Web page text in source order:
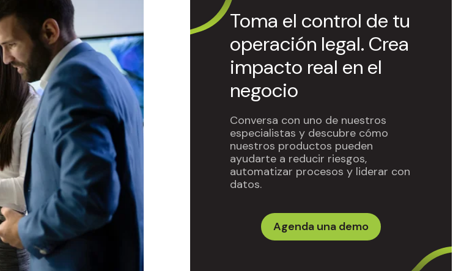
Toma el control de tu
operación legal. Crea
impacto real en el
negocio
Conversa con uno de nuestros
especialistas y descubre cómo
nuestros productos pueden
ayudarte a reducir riesgos,
automatizar procesos y liderar con
datos.
Agenda una demo